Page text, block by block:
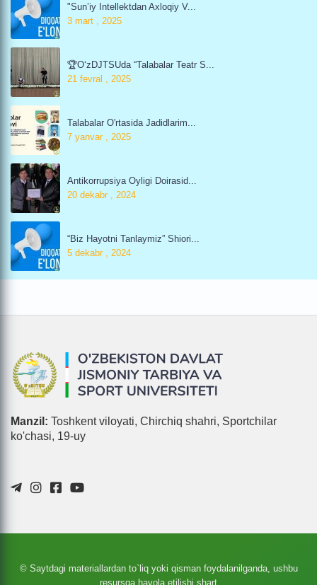
"Sunʼiy Intellektdan Axloqiy V...
3 mart , 2025
🏆O‘zDJTSUda “Talabalar Teatr S...
21 fevral , 2025
Talabalar O'rtasida Jadidlarim...
7 yanvar , 2025
Antikorrupsiya Oyligi Doirasid...
20 dekabr , 2024
“Biz Hayotni Tanlaymiz” Shiori...
5 dekabr , 2024
Manzil: Toshkent viloyati, Chirchiq shahri, Sportchilar
ko'chasi, 19-uy
© Saytdagi materiallardan to`liq yoki qisman foydalanilganda, ushbu
resursga havola etilishi shart